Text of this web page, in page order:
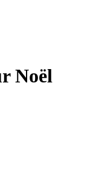
Noël